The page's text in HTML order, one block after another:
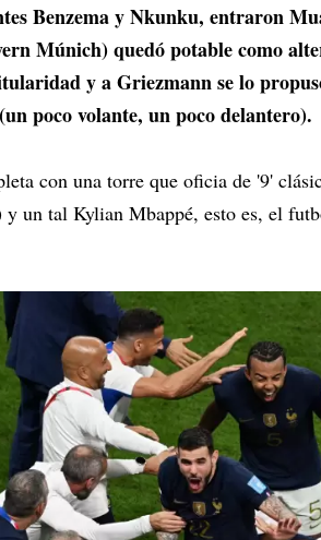
Benzema y Nkunku, entraron
Múnich) quedó potable como
y a Griezmann se lo
poco volante, un poco delantero).
con una torre que oficia de '9'
y un tal Kylian Mbappé, esto es, el